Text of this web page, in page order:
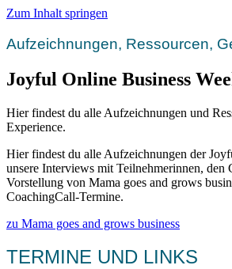
Zum Inhalt springen
Aufzeichnungen, Ressourcen,
Joyful Online Business
Hier findest du alle Aufzeichnungen und
Experience.
Hier findest du alle Aufzeichnungen der
unsere Interviews mit Teilnehmerinnen, den
Vorstellung von Mama goes and grows
CoachingCall-Termine.
zu Mama goes and grows business
TERMINE UND LINKS